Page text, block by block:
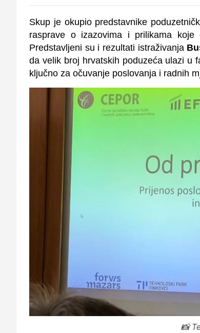
Skup je okupio predstavnike
rasprave o izazovima i prilikama koje
Predstavljeni su i rezultati istraživanja
da velik broj hrvatskih poduzeća ulazi u
ključno za očuvanje poslovanja i radnih
📸